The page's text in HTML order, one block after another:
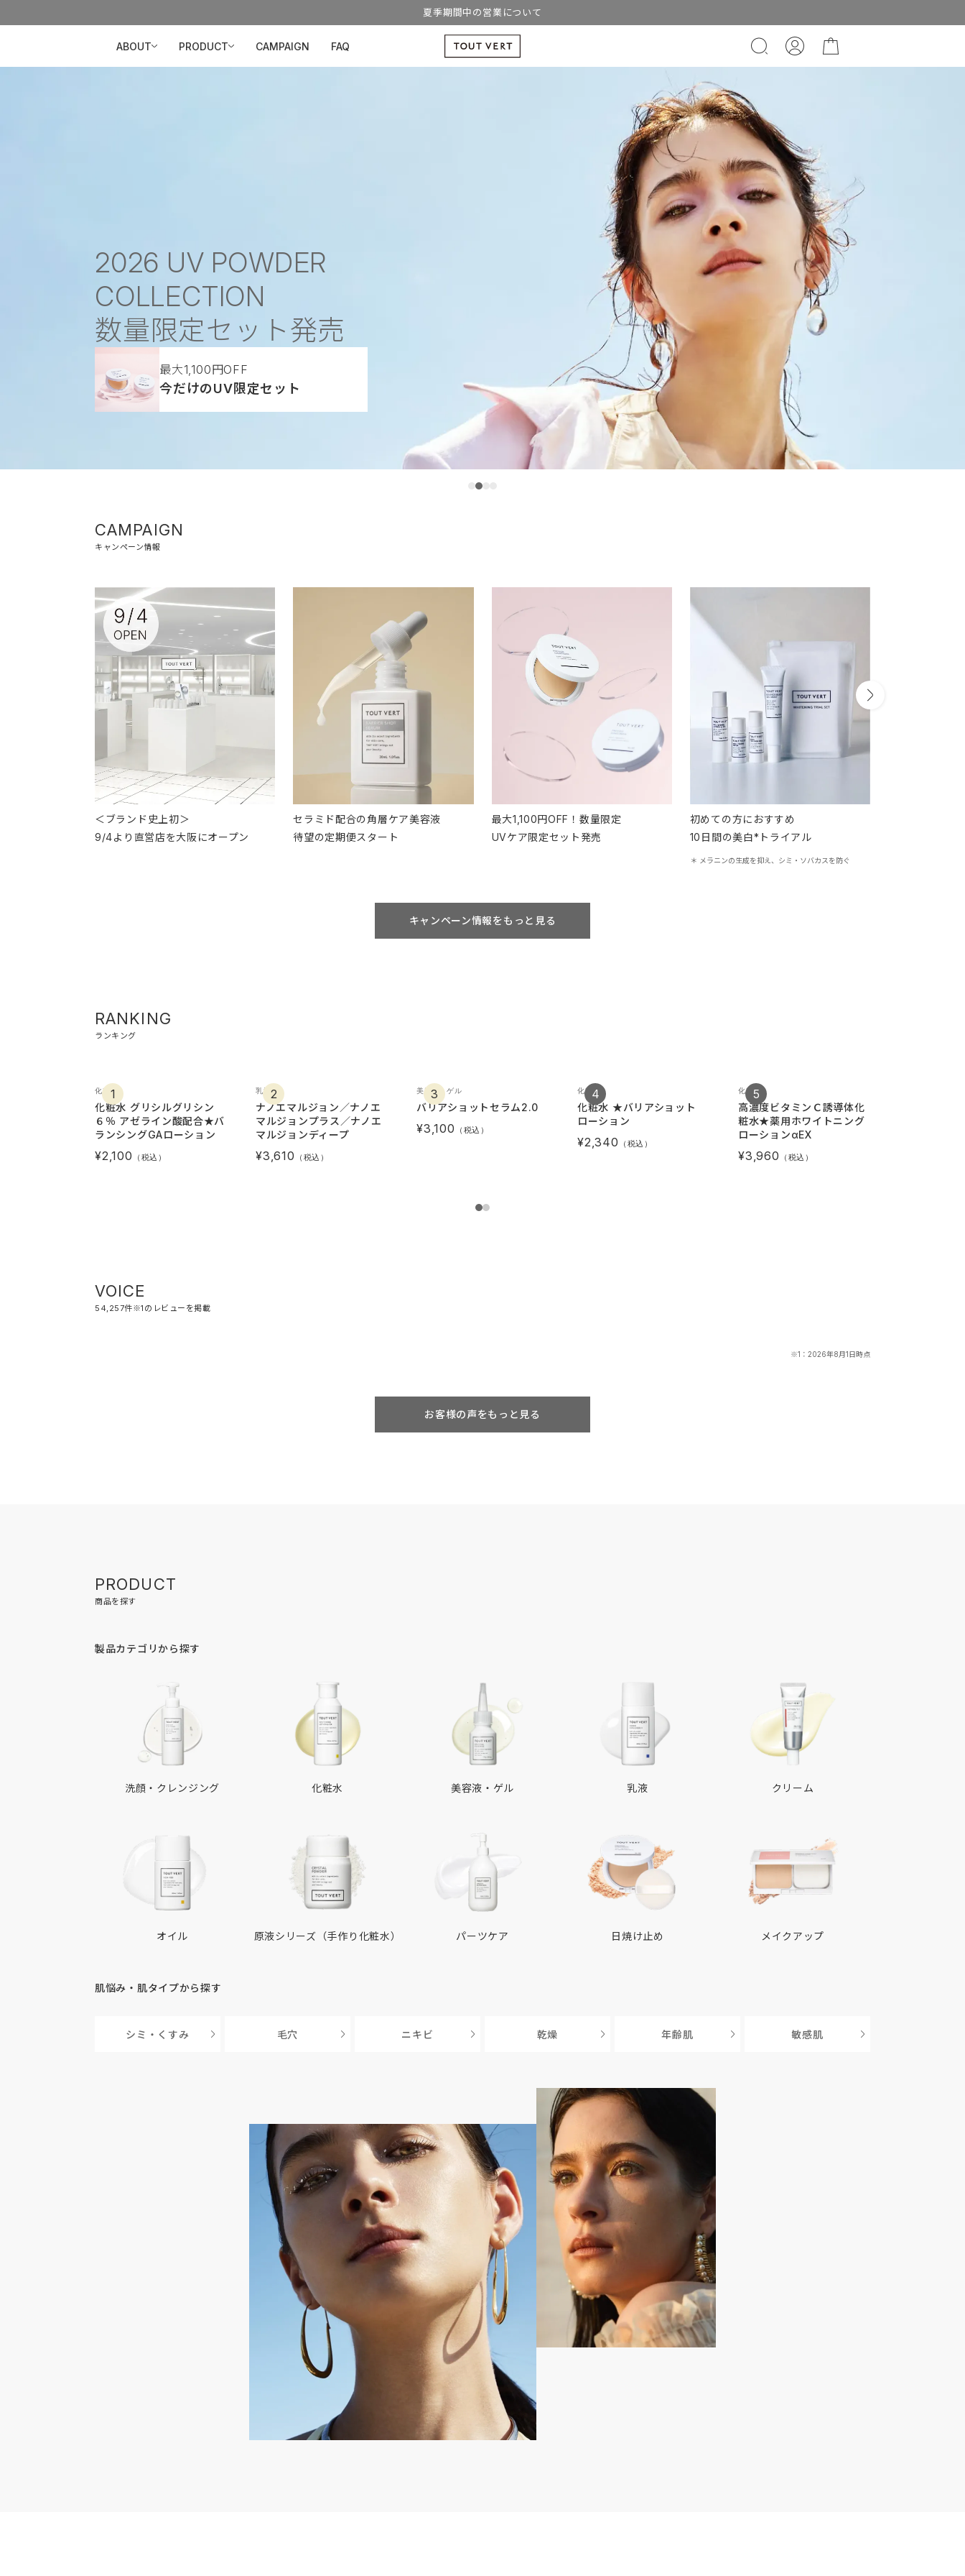
夏季期間中の営業について
ABOUT PRODUCT CAMPAIGN FAQ
大人気の毛穴 *ケア化粧水
待望のモイストタイプ誕生
高濃度セラミド 角層ケア美容液
新登場
2026 UV POWDER
COLLECTION
数量限定セット発売
最大1,100円OFF
今だけのUV限定セット
トゥヴェール乳液史上No.1
保湿力
大人気の毛穴 *ケア化粧水
待望のモイストタイプ誕生
高濃度セラミド 角層ケア美容液
新登場
CAMPAIGN
キャンペーン情報
＜ブランド史上初＞
9/4より直営店を大阪にオープン
セラミド配合の角層ケア美容液
待望の定期便スタート
最大1,100円OFF！数量限定
UVケア限定セット発売
初めての方におすすめ
10日間の美白*トライアル
＊ メラニンの生成を抑え、シミ・ソバカスを防ぐ
キャンペーン情報をもっと見る
RANKING
ランキング
化粧水 グリシルグリシン
６％ アゼライン酸配合★バ
ランシングGAローション
化粧水
¥2,100 （税込）
ナノエマルジョン／ナノエ
マルジョンプラス／ナノエ
マルジョンディープ
乳液
¥3,610 （税込）
バリアショットセラム2.0
美容液・ゲル
¥3,100 （税込）
化粧水 ★バリアショット
ローション
化粧水
¥2,340 （税込）
高濃度ビタミンＣ誘導体化
粧水★薬用ホワイトニング
ローションαEX
化粧水
¥3,960 （税込）
VOICE
54,257件※1のレビューを掲載
※1：2026年8月1日時点
お客様の声をもっと見る
PRODUCT
商品を探す
製品カテゴリから探す
洗顔・ クレンジング 化粧水 美容液・ゲル 乳液 クリーム
オイル 原液シリーズ （手作り化粧水） パーツケア 日焼け止め メイクアップ
肌悩み・肌タイプから探す
シミ・くすみ 毛穴 ニキビ 乾燥 年齢肌 敏感肌